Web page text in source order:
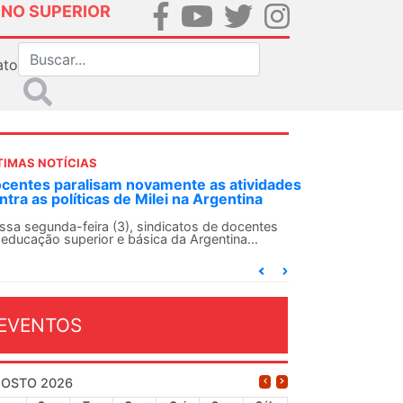
SUPERIOR
NOTÍCIAS
SN convoca docentes para Dia de
Internacionalista com Cuba em
de agosto
SN conclama suas seções sindicais e o